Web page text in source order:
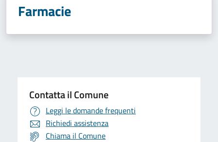
Farmacie
Contatta il Comune
Leggi le domande frequenti
Richiedi assistenza
Chiama il Comune